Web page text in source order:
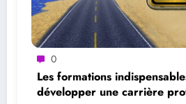
0
Les formations
développer une carrière